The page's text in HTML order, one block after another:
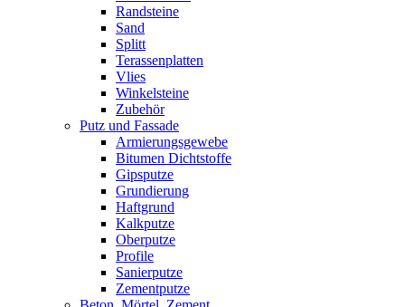
Randsteine
Sand
Splitt
Terassenplatten
Vlies
Winkelsteine
Zubehör
Putz und Fassade
Armierungsgewebe
Bitumen Dichtstoffe
Gipsputze
Grundierung
Haftgrund
Kalkputze
Oberputze
Profile
Sanierputze
Zementputze